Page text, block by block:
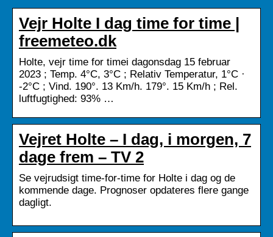
Vejr Holte I dag time for time |
freemeteo.dk
Holte, vejr time for timei dagonsdag 15 februar
2023 ; Temp. 4°C, 3°C ; Relativ Temperatur, 1°C ·
-2°C ; Vind. 190°. 13 Km/h. 179°. 15 Km/h ; Rel.
luftfugtighed: 93% …
Vejret Holte – I dag, i morgen, 7
dage frem – TV 2
Se vejrudsigt time-for-time for Holte i dag og de
kommende dage. Prognoser opdateres flere gange
dagligt.